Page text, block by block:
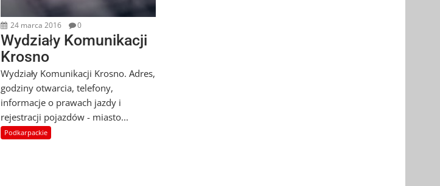
24 marca 2016 0
Wydziały Komunikacji
Krosno
Wydziały Komunikacji Krosno. Adres,
godziny otwarcia, telefony,
informacje o prawach jazdy i
rejestracji pojazdów - miasto...
Podkarpackie